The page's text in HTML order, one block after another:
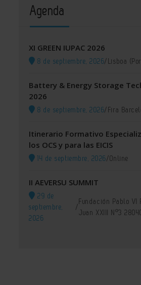
Agenda
XI GREEN IUPAC 2026
8 de septiembre, 2026/Lisboa
Battery & Energy Storage
2026
8 de septiembre, 2026/Fira
Itinerario Formativo
los OCS y para las EICIS
14 de septiembre, 2026/Online
II AEVERSU SUMMIT
29 de
septiembre,
2026
/
Fundación Pablo VI
Juan XXIII Nº3